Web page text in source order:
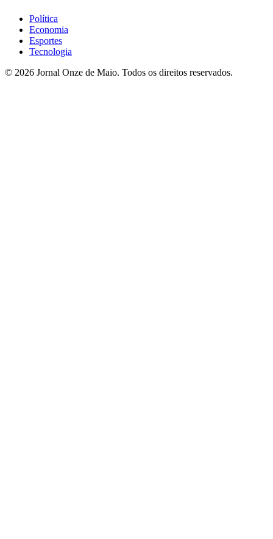
Política
Economia
Esportes
Tecnologia
© 2026 Jornal Onze de Maio. Todos os direitos reservados.